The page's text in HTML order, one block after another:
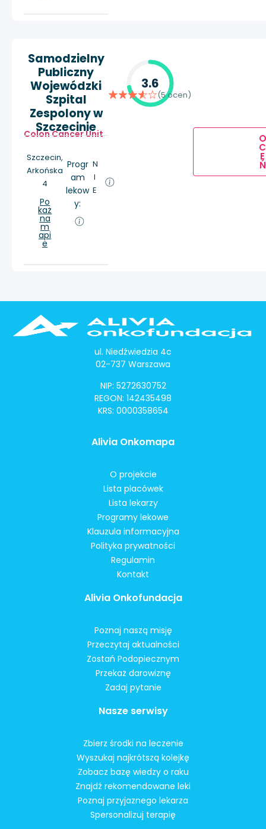
Samodzielny
Publiczny
Wojewódzki
Szpital
Zespolony w
Szczecinie
Colon Cancer Unit
Szczecin,
Arkońska
4
Po
każ
na
m
api
e
Progr
am
lekow
y:
N
I
E
3.6
(5 ocen)
O
C
E
Ń
ul. Niedźwiedzia 4c
02-737 Warszawa
NIP: 5272630752
REGON: 142435498
KRS: 0000358654
Alivia Onkomapa
O projekcie
Lista placówek
Lista lekarzy
Programy lekowe
Klauzula informacyjna
Polityka prywatności
Regulamin
Kontakt
Alivia Onkofundacja
Poznaj naszą misję
Przeczytaj aktualności
Zostań Podopiecznym
Przekaż darowiznę
Zadaj pytanie
Nasze serwisy
Zbierz środki na leczenie
Wyszukaj najkrótszą kolejkę
Zobacz bazę wiedzy o raku
Znajdź rekomendowane leki
Poznaj przyjaznego lekarza
Spersonalizuj terapię